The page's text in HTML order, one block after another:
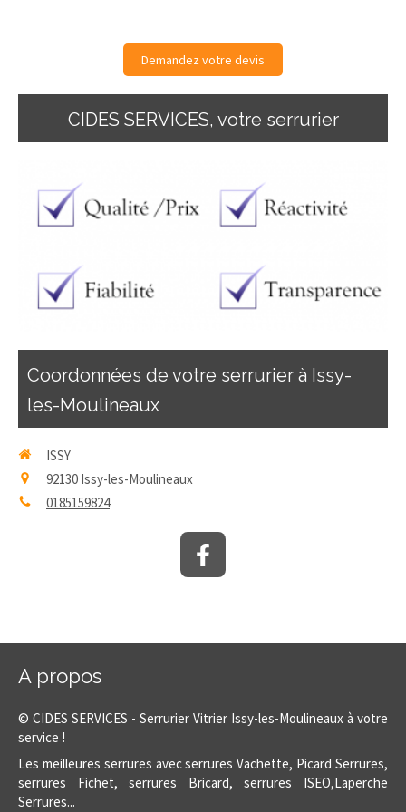
Demandez votre devis
CIDES SERVICES, votre serrurier
Coordonnées de votre serrurier à Issy-
les-Moulineaux
ISSY
92130 Issy-les-Moulineaux
0185159824
A propos
© CIDES SERVICES - Serrurier Vitrier Issy-les-Moulineaux à votre
service !
Les meilleures serrures avec serrures Vachette, Picard Serrures,
serrures Fichet, serrures Bricard, serrures ISEO,Laperche
Serrures...